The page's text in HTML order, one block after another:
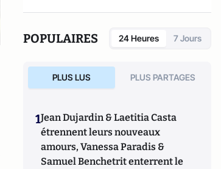
POPULAIRES 24 Heures 7 Jours
PLUS LUS PLUS PARTAGES
1Jean Dujardin & Laetitia Casta
étrennent leurs nouveaux
amours, Vanessa Paradis &
Samuel Benchetrit enterrent le